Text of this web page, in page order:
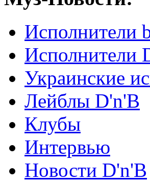
Исполнители
Исполнители
Украинские
Лейблы D'n'B
Клубы
Интервью
Новости D'n'B